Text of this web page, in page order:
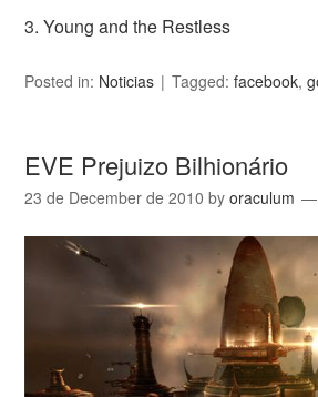
3. Young and the Restless
Posted in: Noticias Tagged:facebook,
EVE Prejuizo Bilhionário
23 de December de 2010 byoraculum